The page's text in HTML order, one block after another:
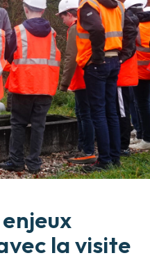
la visite